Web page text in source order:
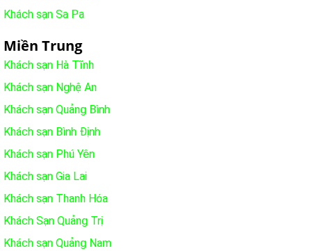
Khách sạn Sa Pa
Miền Trung
Khách sạn Hà Tĩnh
Khách sạn Nghệ An
Khách sạn Quảng Bình
Khách sạn Bình Định
Khách sạn Phú Yên
Khách sạn Gia Lai
Khách sạn Thanh Hóa
Khách Sạn Quảng Trị
Khách sạn Quảng Nam